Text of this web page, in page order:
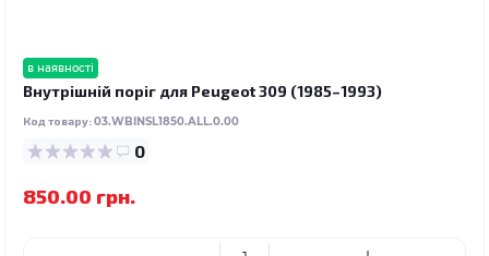
в наявності
Внутрішній поріг для Peugeot 309 (1985–1993)
Код товару:03.WBINSL1850.ALL.0.00
0
850.00 грн.